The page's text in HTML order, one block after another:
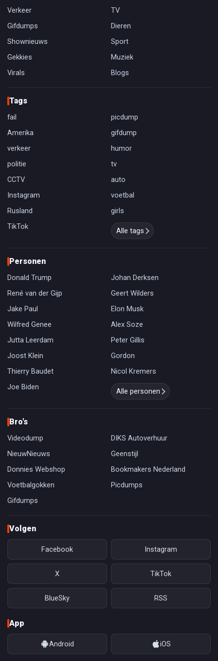
Verkeer
TV
Gifdumps
Dieren
Shownieuws
Sport
Gekkies
Muziek
Virals
Blogs
Tags
fail
picdump
Amerika
gifdump
verkeer
humor
politie
tv
CCTV
auto
Instagram
voetbal
Rusland
girls
TikTok
Alle tags
Personen
Donald Trump
Johan Derksen
René van der Gijp
Geert Wilders
Jake Paul
Elon Musk
Wilfred Genee
Alex Soze
Jutta Leerdam
Peter Gillis
Joost Klein
Gordon
Thierry Baudet
Nicol Kremers
Joe Biden
Alle personen
Bro's
Videodump
DIKS Autoverhuur
NieuwNieuws
Geenstijl
Donnies Webshop
Bookmakers Nederland
Voetbalgokken
Picdumps
Gifdumps
Volgen
Facebook Instagram
X TikTok
BlueSky RSS
App
Android iOS